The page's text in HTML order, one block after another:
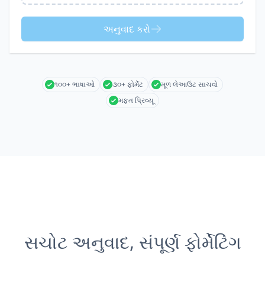
અનુવાદ કરો
૧૦૦+ ભાષાઓ ૩૦+ ફોર્મેટ
મૂળ લેઆઉટ સાચવો
મફત પ્રિવ્યૂ
સચોટ અનુવાદ, સંપૂર્ણ ફોર્મેટિંગ